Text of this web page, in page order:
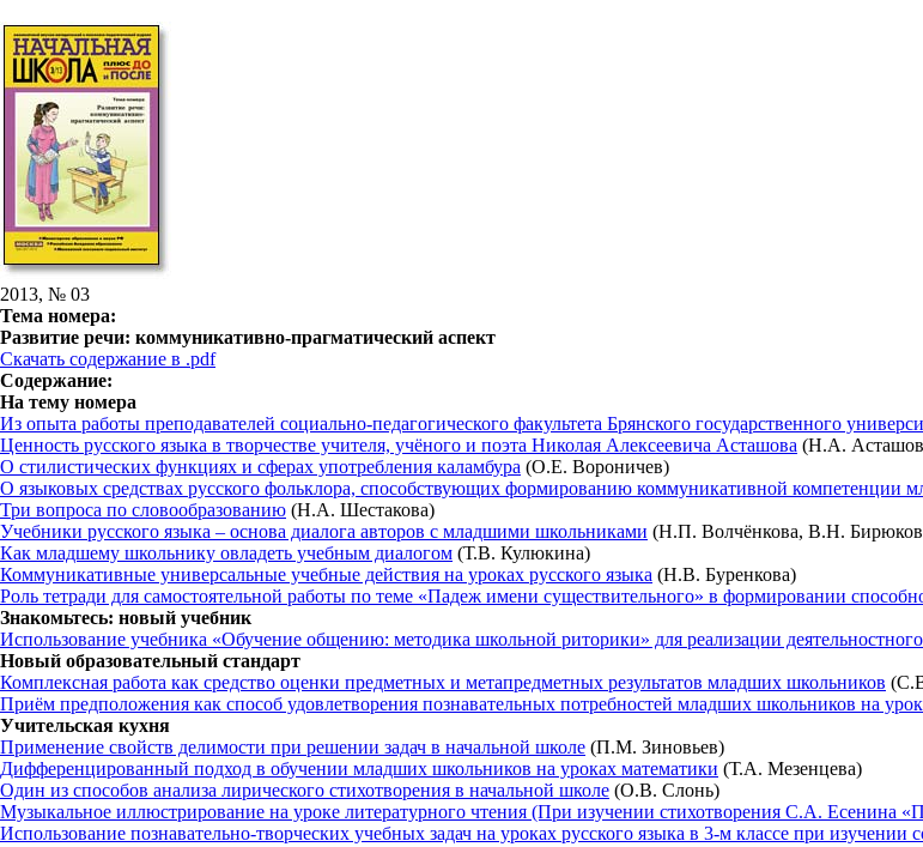
2013, № 03
Тема номера:
Развитие речи: коммуникативно-прагматический аспект
Скачать содержание в .pdf
Содержание:
На тему номера
Из опыта работы преподавателей социально-педагогического факультета Брянского государственного
Ценность русского языка в творчестве учителя, учёного и поэта Николая Алексеевича Асташова (Н.А.
О стилистических функциях и сферах употребления каламбура (О.Е. Вороничев)
О языковых средствах русского фольклора, способствующих формированию коммуникативной компетенции
Три вопроса по словообразованию (Н.А. Шестакова)
Учебники русского языка – основа диалога авторов с младшими школьниками (Н.П. Волчёнкова, В.Н.
Как младшему школьнику овладеть учебным диалогом (Т.В. Кулюкина)
Коммуникативные универсальные учебные действия на уроках русского языка (Н.В. Буренкова)
Роль тетради для самостоятельной работы по теме «Падеж имени существительного» в формировании
Знакомьтесь: новый учебник
Использование учебника «Обучение общению: методика школьной риторики» для реализации
Новый образовательный стандарт
Комплексная работа как средство оценки предметных и метапредметных результатов младших школьников
Приём предположения как способ удовлетворения познавательных потребностей младших школьников на
Учительская кухня
Применение свойств делимости при решении задач в начальной школе (П.М. Зиновьев)
Дифференцированный подход в обучении младших школьников на уроках математики (Т.А. Мезенцева)
Один из способов анализа лирического стихотворения в начальной школе (О.В. Слонь)
Музыкальное иллюстрирование на уроке литературного чтения (При изучении стихотворения С.А. Есенина
Использование познавательно-творческих учебных задач на уроках русского языка в 3-м классе при изучении